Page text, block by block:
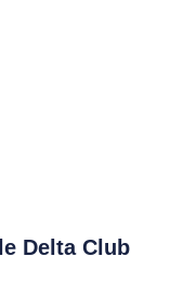
Delta Club